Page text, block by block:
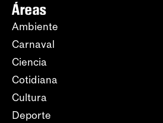
Áreas
Ambiente
Carnaval
Ciencia
Cotidiana
Cultura
Deporte